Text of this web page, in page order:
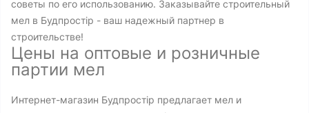
советы по его использованию. Заказывайте строительный
мел в Будпростір - ваш надежный партнер в
строительстве!
Цены на оптовые и розничные
партии мел
Интернет-магазин Будпростір предлагает мел и